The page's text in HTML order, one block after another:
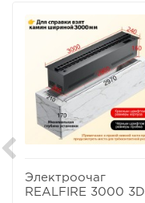
Электроочаг
REALFIRE 3000 3D